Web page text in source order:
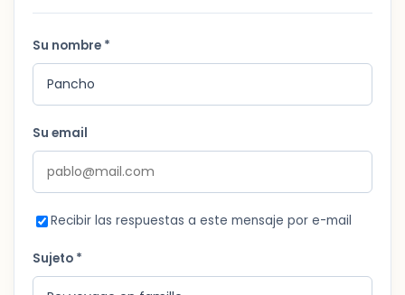
Su nombre *
Su email
Recibir las respuestas a este mensaje por e-mail
Sujeto *